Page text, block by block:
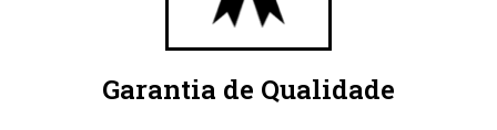
Garantia de Qualidade